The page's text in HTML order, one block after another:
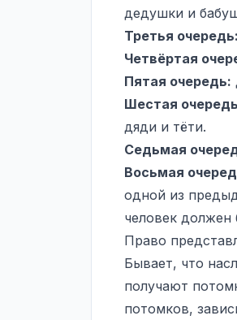
дедушки и
Третья очередь:
Четвёртая
Пятая очередь:
Шестая
дяди и тёти.
Седьмая
Восьмая
одной из
человек должен
Право
Бывает, что
получают
потомков,